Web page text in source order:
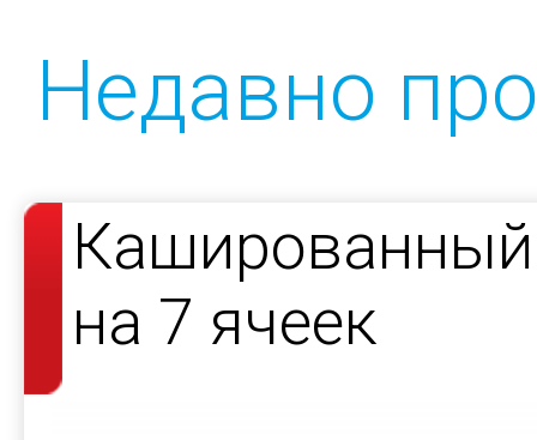
Недавно
Кашированный
на 7 ячеек